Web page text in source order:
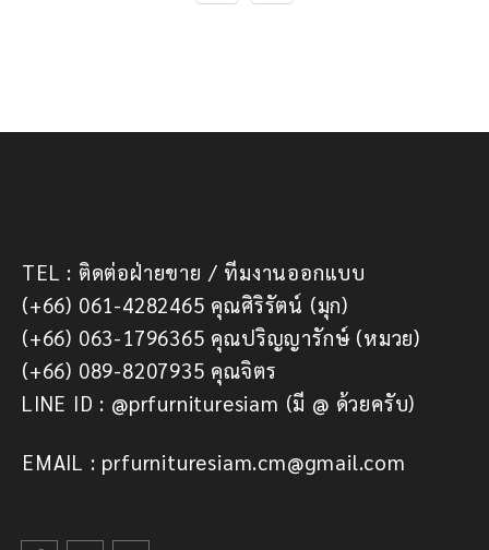
TEL : ติดต่อฝ่ายขาย / ทีมงานออกแบบ
(+66) 061-4282465 คุณศิริรัตน์ (มุก)
(+66) 063-1796365 คุณปริญญารักษ์ (หมวย)
(+66) 089-8207935 คุณจิตร
LINE ID : @prfurnituresiam (มี @ ด้วยครับ)
EMAIL : prfurnituresiam.cm@gmail.com